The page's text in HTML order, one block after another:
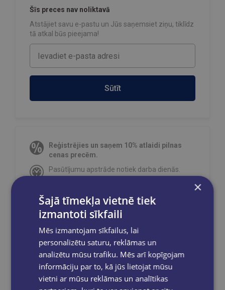
Šīs preces nav noliktavā
Atstājiet savu e-pastu un Jūs saņemsiet ziņu, tiklīdz
tā atkal būs pieejama!
Sūtīt
Reģistrējies un saņem 10% atlaidi pilnas
cenas precēm.
Pasūtījumu apstrāde notiek darba dienās.
Bezmaksas piegādeuz OMNIVA
pakomātiem Latvijāpasūtījumiem no €40.00.
Bezmaksas piegāde jebkurā GLOBUSS
grāmatnīcā 1-5 darba dienu laikā, kad
pasūtījums būs gatavs saņemšanai, saņemsi
e-pastu un/ vai SMS.
×
Šajā tīmekļa vietnē tiek
izmantoti sīkfaili
Mēs izmantojam sīkfailus, lai
personalizētu saturu, reklāmas un
analizētu mūsu trafiku. Mēs arī kopīgojam
informāciju par to, kā jūs lietojat mūsu
vietni ar mūsu reklāmas un analītikas